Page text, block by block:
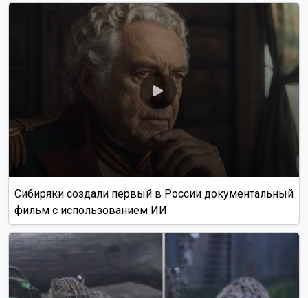
Сибиряки создали первый в России документальный
фильм с использованием ИИ